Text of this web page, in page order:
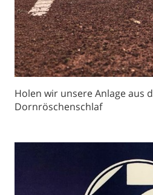
Holen wir unsere Anlage aus
Dornröschenschlaf